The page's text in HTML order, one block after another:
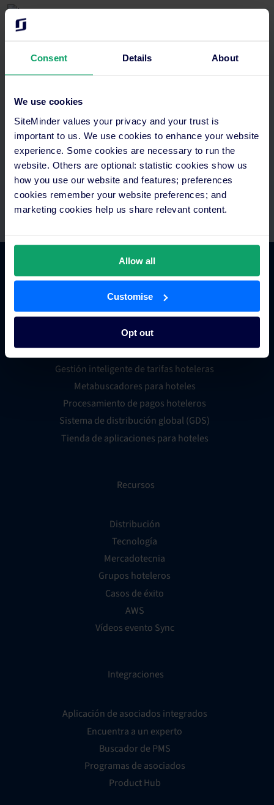
Consent Details About
We use cookies
SiteMinder values your privacy and your trust is
important to us. We use cookies to enhance your website
experience. Some cookies are necessary to run the
website. Others are optional: statistic cookies show us
how you use our website and features; preferences
cookies remember your website preferences; and
marketing cookies help us share relevant content.
Allow all
Customise
Opt out
Aprovechar tu tiempo al máximo
intégralos con la tecnología de la que ya dispones.Si necesitas
ayuda, recuerda que cuentas con equipos de integración y
asistencia.
Comercio hotelero
Gestor de canales para hoteles
Motor de reservas para hoteles
Creador de sitios web para hoteles
Gestión inteligente de tarifas hoteleras
Metabuscadores para hoteles
Procesamiento de pagos hoteleros
Sistema de distribución global (GDS)
Tienda de aplicaciones para hoteles
Recursos
Distribución
Tecnología
Mercadotecnia
Grupos hoteleros
Casos de éxito
AWS
Vídeos evento Sync
Integraciones
Aplicación de asociados integrados
Encuentra a un experto
Buscador de PMS
Programas de asociados
Product Hub